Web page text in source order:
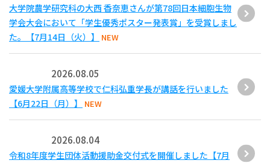
大学院農学研究科の大西 香奈恵さんが第78回日本細胞生物
学会大会において「学生優秀ポスター発表賞」を受賞しまし
た。【7月14日（火）】
NEW
2026.08.05
愛媛大学附属高等学校で仁科弘重学長が講話を行いました
【6月22日（月）】
NEW
2026.08.04
令和8年度学生団体活動援助金交付式を開催しました【7月